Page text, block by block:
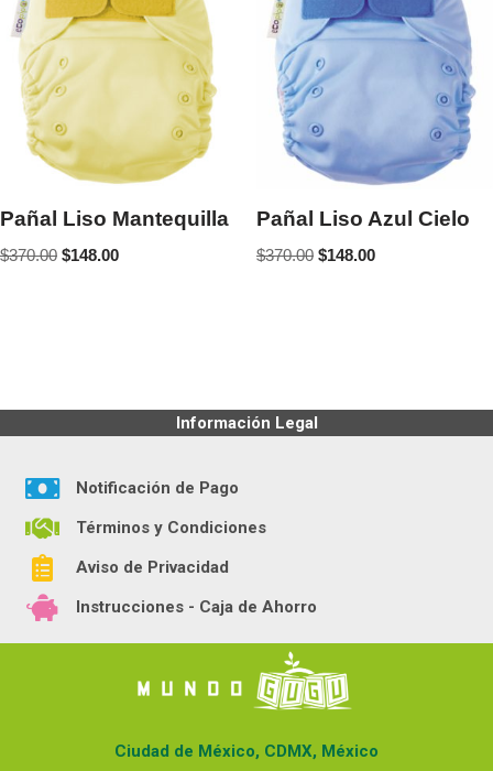
Pañal Liso Mantequilla
$370.00 $148.00
Pañal Liso Azul Cielo
$370.00 $148.00
Información Legal
Notificación de Pago
Términos y Condiciones
Aviso de Privacidad
Instrucciones - Caja de Ahorro
Ciudad de México, CDMX, México